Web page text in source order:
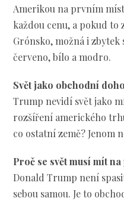
Amerikou na prvním
každou cenu, a pokud to
Grónsko, možná i
červeno, bílo a modro.
Svět jako obchodní
Trump nevidí svět jako
rozšíření amerického
co ostatní země?
Proč se svět musí mít
Donald Trump není
sebou samou. Je to